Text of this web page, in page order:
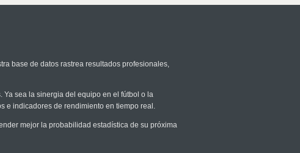
base de datos rastrea resultados profesionales,
sea la sinergia del equipo en el fútbol o la
e indicadores de rendimiento en tiempo real.
mejor la probabilidad estadística de su próxima